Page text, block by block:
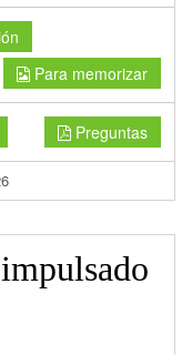
Para memorizar
Preguntas